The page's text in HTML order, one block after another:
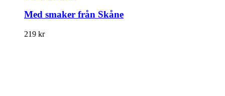
Med smaker från Skåne
219 kr